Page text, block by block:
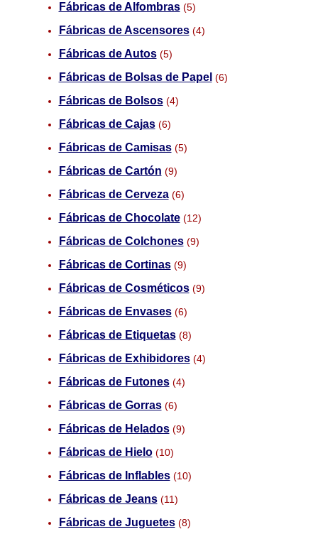
Fábricas de Alfombras(5)
Fábricas de Ascensores(4)
Fábricas de Autos(5)
Fábricas de Bolsas de Papel (6)
Fábricas de Bolsos(4)
Fábricas de Cajas(6)
Fábricas de Camisas(5)
Fábricas de Cartón (9)
Fábricas de Cerveza(6)
Fábricas de Chocolate(12)
Fábricas de Colchones(9)
Fábricas de Cortinas(9)
Fábricas de Cosméticos(9)
Fábricas de Envases(6)
Fábricas de Etiquetas(8)
Fábricas de Exhibidores(4)
Fábricas de Futones(4)
Fábricas de Gorras(6)
Fábricas de Helados(9)
Fábricas de Hielo(10)
Fábricas de Inflables(10)
Fábricas de Jeans(11)
Fábricas de Juguetes(8)